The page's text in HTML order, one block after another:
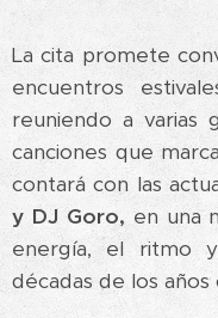
La cita promete
encuentros
reuniendo a varias
canciones que
contará con las
y DJGoro, en una
energía, el ritmo
décadas de los